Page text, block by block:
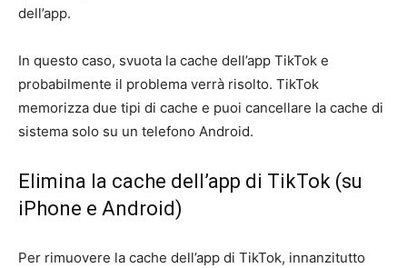
dell’app.
In questo caso, svuota la cache dell’app TikTok e
probabilmente il problema verrà risolto. TikTok
memorizza due tipi di cache e puoi cancellare la cache di
sistema solo su un telefono Android.
Elimina la cache dell’app di TikTok (su
iPhone e Android)
Per rimuovere la cache dell’app di TikTok, innanzitutto